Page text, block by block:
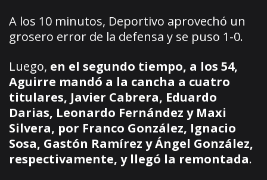
A los 10 minutos, Deportivo aprovechó un
grosero error de la defensa y se puso 1-0.
Luego, en el segundo tiempo, a los 54,
Aguirre mandó a la cancha a cuatro
titulares, Javier Cabrera, Eduardo
Darias, Leonardo Fernández y Maxi
Silvera, por Franco González, Ignacio
Sosa, Gastón Ramírez y Ángel González,
respectivamente, y llegó la remontada.